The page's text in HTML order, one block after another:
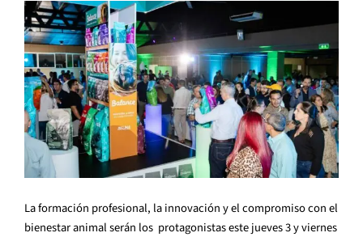
La formación profesional, la innovación y el compromiso con el
bienestar animal serán los protagonistas este jueves 3 y viernes